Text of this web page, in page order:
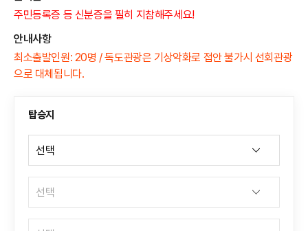
주민등록증 등 신분증을 필히 지참해주세요!
안내사항
최소출발인원: 20명 / 독도관광은 기상악화로 접안 불가시 선회관광
으로 대체됩니다.
탑승지